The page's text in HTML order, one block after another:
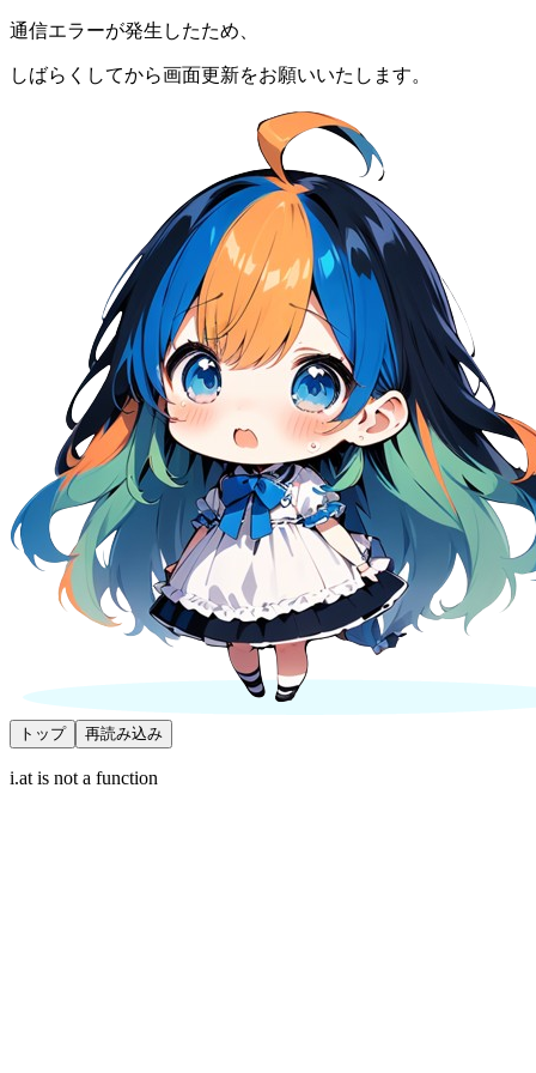
通信エラーが発生したため、
しばらくしてから画面更新をお願いいたします。
トップ 再読み込み
i.at is not a function